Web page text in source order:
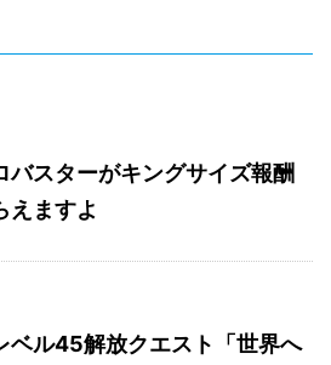
バスターがキングサイズ報酬
えますよ
ベル45解放クエスト「世界へ